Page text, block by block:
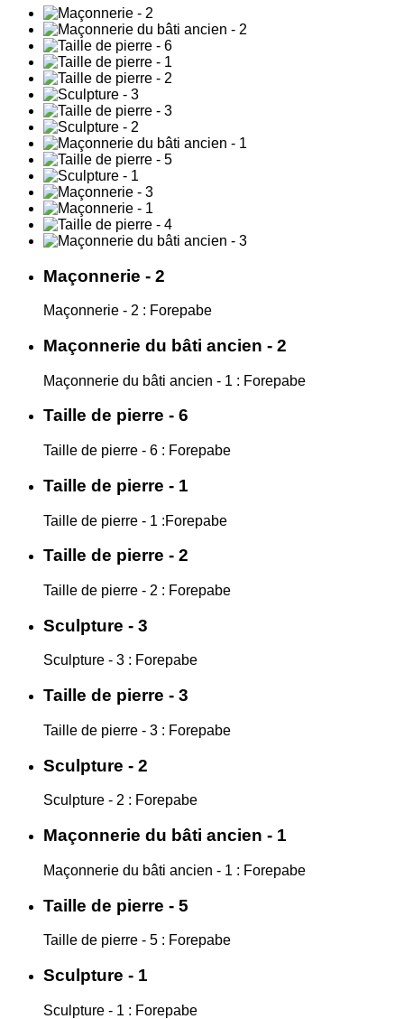
Maçonnerie - 2
Maçonnerie - 2 : Forepabe
Maçonnerie du bâti ancien - 2
Maçonnerie du bâti ancien - 1 : Forepabe
Taille de pierre - 6
Taille de pierre - 6 : Forepabe
Taille de pierre - 1
Taille de pierre - 1 :Forepabe
Taille de pierre - 2
Taille de pierre - 2 : Forepabe
Sculpture - 3
Sculpture - 3 : Forepabe
Taille de pierre - 3
Taille de pierre - 3 : Forepabe
Sculpture - 2
Sculpture - 2 : Forepabe
Maçonnerie du bâti ancien - 1
Maçonnerie du bâti ancien - 1 : Forepabe
Taille de pierre - 5
Taille de pierre - 5 : Forepabe
Sculpture - 1
Sculpture - 1 : Forepabe